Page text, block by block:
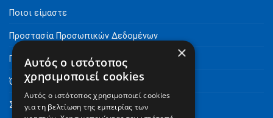
Ποιοι είμαστε
Προστασία Προσωπικών Δεδομένων
Πνευματικά Δικαιώματα
Όροι Χρήσης
Συχνές Ερωτήσεις
×
Αυτός ο ιστότοπος
χρησιμοποιεί cookies
Αυτός ο ιστότοπος χρησιμοποιεί cookies
για τη βελτίωση της εμπειρίας των